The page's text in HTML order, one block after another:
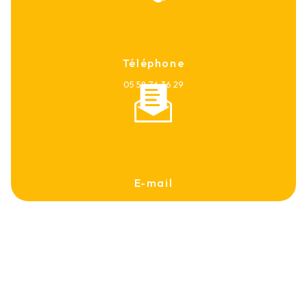
Téléphone
05 58 76 36 29
E-mail
contact@ets-despert.com